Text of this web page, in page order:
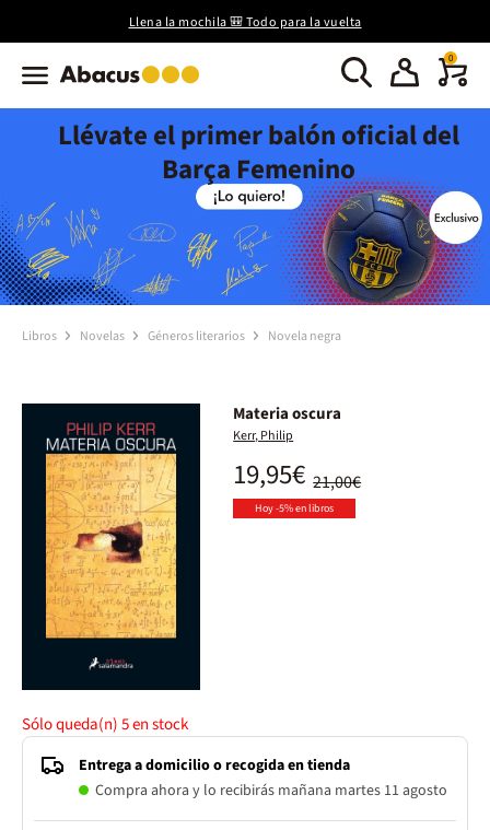
Llena la mochila 🎒 Todo para la vuelta
0
Llévate el primer balón oficial del
Barça Femenino
Libros Novelas Géneros literarios Novela negra
Materia oscura
Kerr, Philip
21,00€
19,95€
Hoy -5% en libros
Sólo queda(n)5en stock
Entrega a domicilio o recogida en tienda
Compra ahora y lo recibirás mañana martes 11 agosto